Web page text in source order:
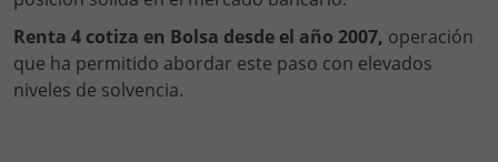
Renta 4 cotiza en Bolsa desde el año 2007, operación
que ha permitido abordar este paso con elevados
niveles de solvencia.